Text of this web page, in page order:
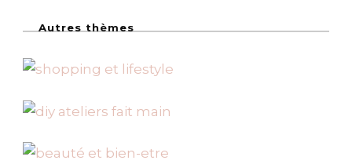
Autres thèmes